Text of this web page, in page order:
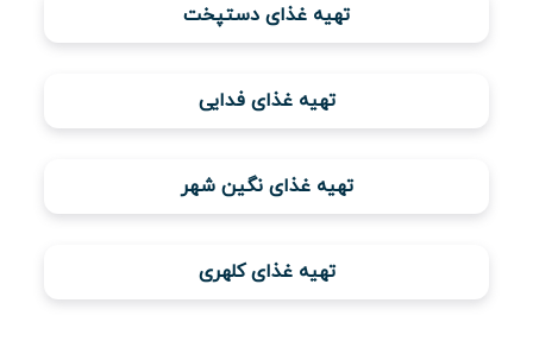
هدف
تهیه غذای دستپخت
تهیه غذای فدایی
تهیه غذای نگین شهر
تهیه غذای کلهری